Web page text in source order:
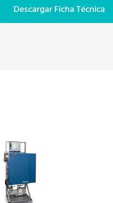
Descargar Ficha Técnica